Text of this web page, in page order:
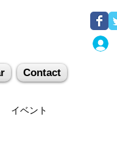
Contact
イベント